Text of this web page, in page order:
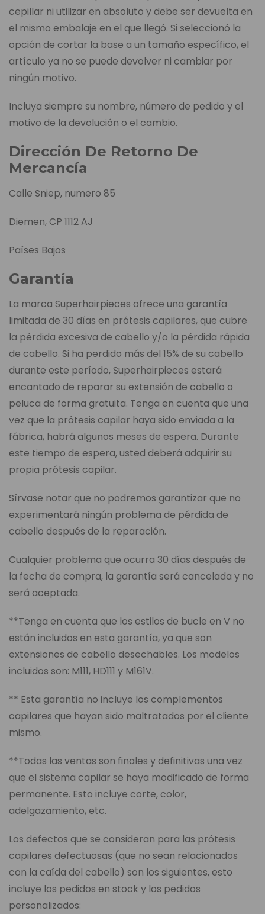
cepillar ni utilizar en absoluto y debe ser devuelta en
el mismo embalaje en el que llegó. Si seleccionó la
opción de cortar la base a un tamaño específico, el
artículo ya no se puede devolver ni cambiar por
ningún motivo.
Incluya siempre su nombre, número de pedido y el
motivo de la devolución o el cambio.
Dirección De Retorno De
Mercancía
Calle Sniep, numero 85
Diemen, CP 1112 AJ
Países Bajos
Garantía
La marca Superhairpieces ofrece una garantía
limitada de 30 días en prótesis capilares, que cubre
la pérdida excesiva de cabello y/o la pérdida rápida
de cabello. Si ha perdido más del 15% de su cabello
durante este período, Superhairpieces estará
encantado de reparar su extensión de cabello o
peluca de forma gratuita. Tenga en cuenta que una
vez que la prótesis capilar haya sido enviada a la
fábrica, habrá algunos meses de espera. Durante
este tiempo de espera, usted deberá adquirir su
propia prótesis capilar.
Sírvase notar que no podremos garantizar que no
experimentará ningún problema de pérdida de
cabello después de la reparación.
Cualquier problema que ocurra 30 días después de
la fecha de compra, la garantía será cancelada y no
será aceptada.
**Tenga en cuenta que los estilos de bucle en V no
están incluidos en esta garantía, ya que son
extensiones de cabello desechables. Los modelos
incluidos son: M111, HD111 y M161V.
** Esta garantía no incluye los complementos
capilares que hayan sido maltratados por el cliente
mismo.
**Todas las ventas son finales y definitivas una vez
que el sistema capilar se haya modificado de forma
permanente. Esto incluye corte, color,
adelgazamiento, etc.
Los defectos que se consideran para las prótesis
capilares defectuosas (que no sean relacionados
con la caída del cabello) son los siguientes, esto
incluye los pedidos en stock y los pedidos
personalizados: